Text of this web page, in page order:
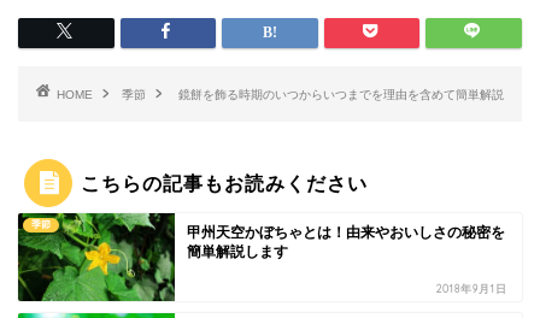
HOME 季節 鏡餅を飾る時期のいつからいつまでを理由を含めて簡単解説
こちらの記事もお読みください
季節
甲州天空かぼちゃとは！由来やおいしさの秘密を
簡単解説します
2018年9月1日